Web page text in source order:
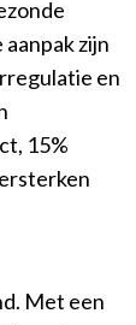
zijn
en
15%
Met een